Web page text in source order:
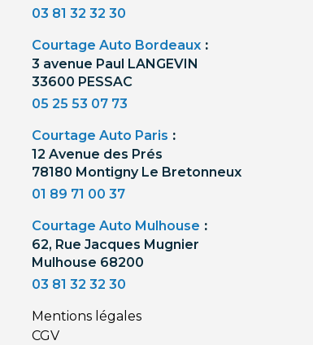
03 81 32 32 30
Courtage Auto Bordeaux :
3 avenue Paul LANGEVIN
33600 PESSAC
05 25 53 07 73
Courtage Auto Paris :
12 Avenue des Prés
78180 Montigny Le Bretonneux
01 89 71 00 37
Courtage Auto Mulhouse :
62, Rue Jacques Mugnier
Mulhouse 68200
03 81 32 32 30
Mentions légales
CGV